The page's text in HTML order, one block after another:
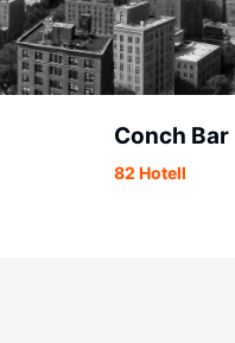
Conch Bar
82 Hotell